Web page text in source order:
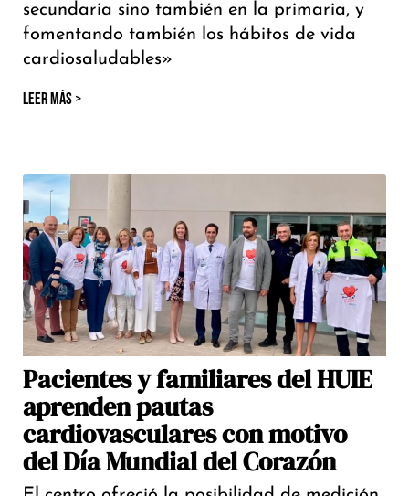
secundaria sino también en la primaria, y
fomentando también los hábitos de vida
cardiosaludables»
LEER MÁS >
Pacientes y familiares del HUIE
aprenden pautas
cardiovasculares con motivo
del Día Mundial del Corazón